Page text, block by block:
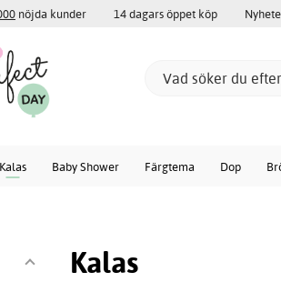
nöjda kunder 14 dagars öppet köp
Kalas Baby Shower Färgtema Dop
Kalas